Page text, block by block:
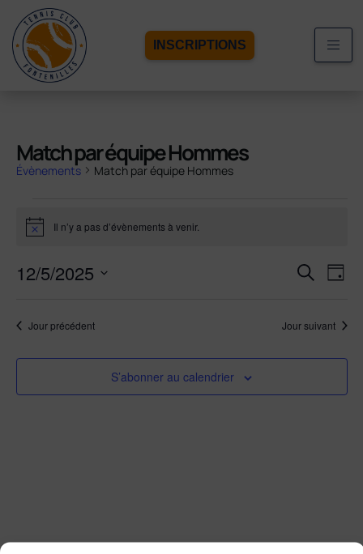
INSCRIPTIONS
Match par équipe Hommes
Évènements Match par équipe Hommes
Notice Il n’y a pas d’évènements à venir.
vues
Recherche
de
Jour
12/5/2025
date.Jour précédent Jour suivant
S’abonner au calendrier